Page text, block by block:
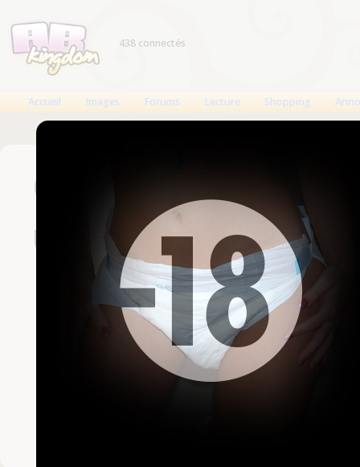
438 connectés
Accueil Images Forums Lecture Shopping
Connexion
Un compte est
Nom d'utilisateur
Mot de passe